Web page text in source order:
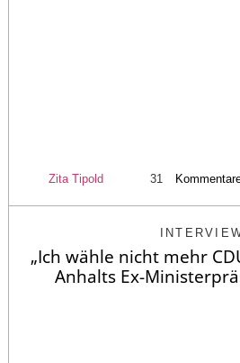
Zita Tipold 31
„Ich wähle nicht mehr
Anhalts Ex-